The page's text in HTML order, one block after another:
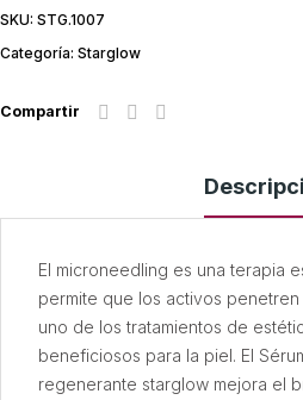
SKU: STG.1007
Categoría: Starglow
Compartir
El microneedling es una terapia
permite que los activos
uno de los tratamientos de
beneficiosos para la piel. El
regenerante starglow mejora el